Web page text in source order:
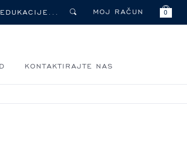
MOJ RAČUN 0
KONTAKTIRAJTE NAS